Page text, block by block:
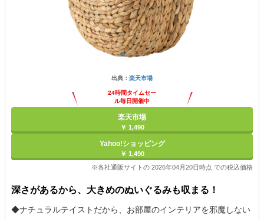
出典： 楽天市場
24時間タイムセー
ル毎日開催中
楽天市場
￥ 1,490
Yahoo!ショッピング
￥ 1,490
※各社通販サイトの 2026年04月20日時点 での税込価格
深さがあるから、大きめのぬいぐるみも収まる！
◆ナチュラルテイストだから、お部屋のインテリアを邪魔しない